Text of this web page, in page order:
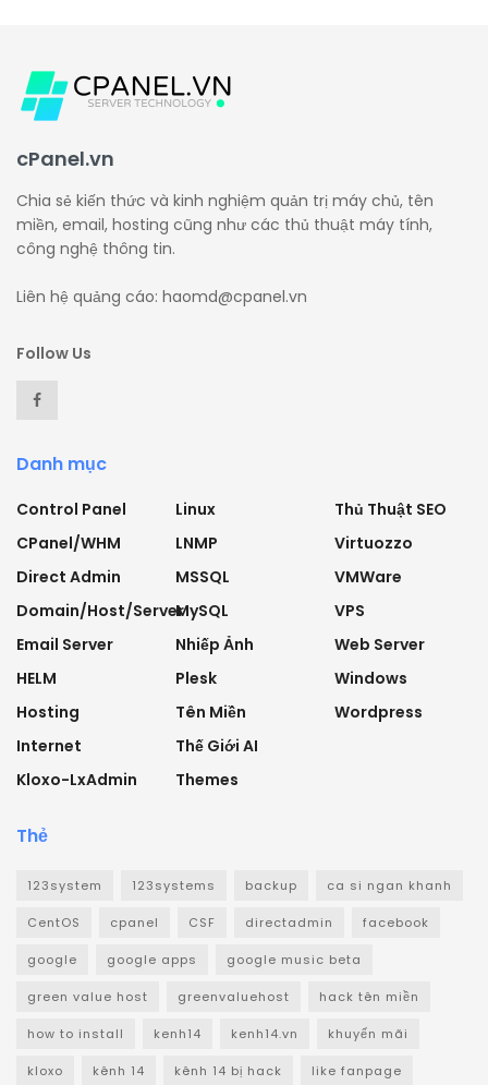
cPanel.vn
Chia sẻ kiến thức và kinh nghiệm quản trị máy chủ, tên
miền, email, hosting cũng như các thủ thuật máy tính,
công nghệ thông tin.
Liên hệ quảng cáo: haomd@cpanel.vn
Follow Us
Danh mục
Control Panel
CPanel/WHM
Direct Admin
Domain/Host/Server
Email Server
HELM
Hosting
Internet
Kloxo-LxAdmin
Linux
LNMP
MSSQL
MySQL
Nhiếp Ảnh
Plesk
Tên Miền
Thế Giới AI
Themes
Thủ Thuật SEO
Virtuozzo
VMWare
VPS
Web Server
Windows
Wordpress
Thẻ
123system 123systems backup ca si ngan khanh
CentOS cpanel CSF directadmin facebook
google google apps google music beta
green value host greenvaluehost hack tên miền
how to install kenh14 kenh14.vn khuyến mãi
kloxo kênh 14 kênh 14 bị hack like fanpage